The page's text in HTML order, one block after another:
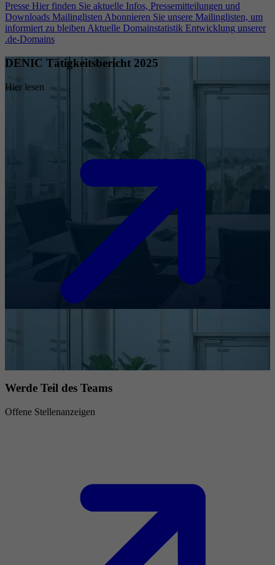
Presse Hier finden Sie aktuelle Infos, Pressemitteilungen und
Downloads Mailinglisten Abonnieren Sie unsere Mailinglisten, um
informiert zu bleiben Aktuelle Domainstatistik Entwicklung unserer
.de-Domains
DENIC Tätigkeitsbericht 2025
Hier lesen
Werde Teil des Teams
Offene Stellenanzeigen